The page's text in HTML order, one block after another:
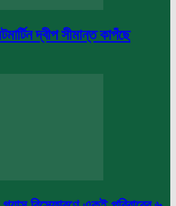
দ্বীপ সীমান্ত কাপঁছে